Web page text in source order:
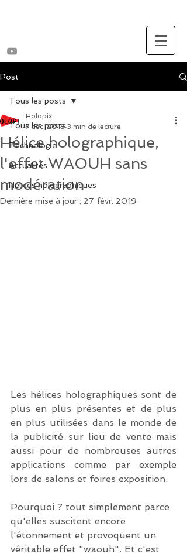
Post
Tous les posts
Technologie
Actualités
Hélices holographiques
Tous les posts
Hélice holographique,
l'effet WAOUH sans
modération
Holopix
7 déc. 2018 3 min de lecture
Dernière mise à jour : 27 févr. 2019
Les hélices holographiques sont de
plus en plus présentes et de plus
en plus utilisées dans le monde de
la publicité sur lieu de vente mais
aussi pour de nombreuses autres
applications comme par exemple
lors de salons et foires exposition.
Pourquoi ? tout simplement parce
qu'elles suscitent encore
l'étonnement et provoquent un
véritable effet "waouh". Et c'est